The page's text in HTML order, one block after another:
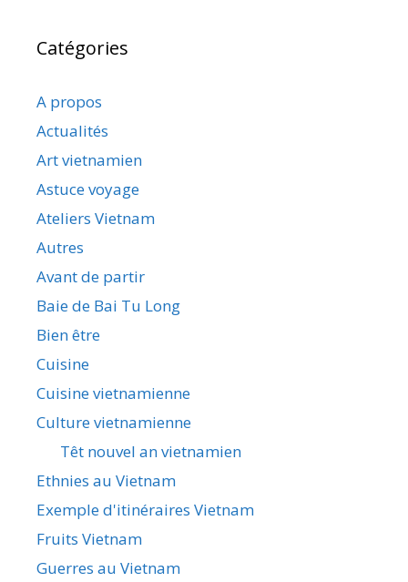
Catégories
A propos
Actualités
Art vietnamien
Astuce voyage
Ateliers Vietnam
Autres
Avant de partir
Baie de Bai Tu Long
Bien être
Cuisine
Cuisine vietnamienne
Culture vietnamienne
Têt nouvel an vietnamien
Ethnies au Vietnam
Exemple d'itinéraires Vietnam
Fruits Vietnam
Guerres au Vietnam